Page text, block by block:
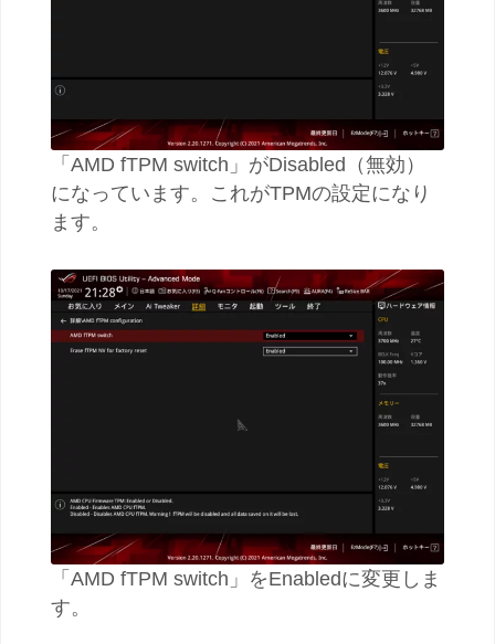
「AMD fTPM switch」がDisabled（無効）
になっています。これがTPMの設定になり
ます。
「AMD fTPM switch」をEnabledに変更しま
す。